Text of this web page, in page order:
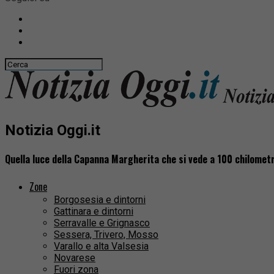
Notizia Oggi.it
Quella luce della Capanna Margherita che si vede a 100
Zone
Borgosesia e dintorni
Gattinara e dintorni
Serravalle e Grignasco
Sessera, Trivero, Mosso
Varallo e alta Valsesia
Novarese
Fuori zona